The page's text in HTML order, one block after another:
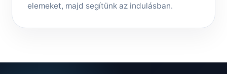
elemeket, majd segítünk az indulásban.